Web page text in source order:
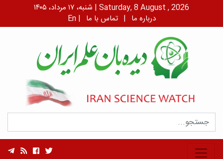
شنبه، ۱۷ مرداد، ۱۴۰۵ | Saturday, 8 August , 2026
En | درباره ما | تماس با ما